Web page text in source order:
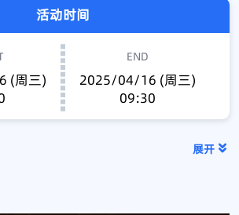
活动时间
(周三)
END
2025/04/16 (周三)
09:30
展开